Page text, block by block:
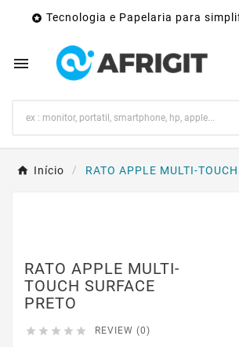
 Tecnologia e Papelaria para

Início RATO APPLE MULTI-
RATO APPLE MULTI-
TOUCH SURFACE
PRETO
     REVIEW (0)